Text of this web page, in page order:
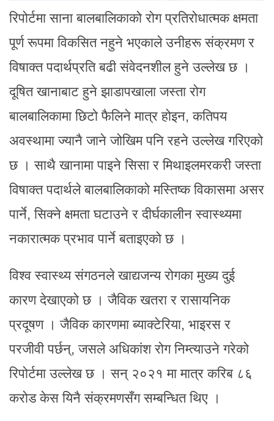
रिपोर्टमा साना बालबालिकाको रोग प्रतिरोधात्मक क्षमता
पूर्ण रूपमा विकसित नहुने भएकाले उनीहरू संक्रमण र
विषाक्त पदार्थप्रति बढी संवेदनशील हुने उल्लेख छ ।
दूषित खानाबाट हुने झाडापखाला जस्ता रोग
बालबालिकामा छिटो फैलिने मात्र होइन, कतिपय
अवस्थामा ज्यानै जाने जोखिम पनि रहने उल्लेख गरिएको
छ । साथै खानामा पाइने सिसा र मिथाइलमरकरी जस्ता
विषाक्त पदार्थले बालबालिकाको मस्तिष्क विकासमा असर
पार्ने, सिक्ने क्षमता घटाउने र दीर्घकालीन स्वास्थ्यमा
नकारात्मक प्रभाव पार्ने बताइएको छ ।
विश्व स्वास्थ्य संगठनले खाद्यजन्य रोगका मुख्य दुई
कारण देखाएको छ । जैविक खतरा र रासायनिक
प्रदूषण । जैविक कारणमा ब्याक्टेरिया, भाइरस र
परजीवी पर्छन्, जसले अधिकांश रोग निम्त्याउने गरेको
रिपोर्टमा उल्लेख छ । सन् २०२१ मा मात्र करिब ८६
करोड केस यिनै संक्रमणसँग सम्बन्धित थिए ।